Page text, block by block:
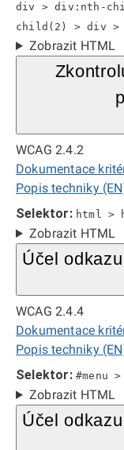
div > div:nth-
child(2) > div >
Zobrazit HTML
WCAG 2.4.2
Dokumentace
Popis techniky
Selektor: html >
Zobrazit HTML
Účel
WCAG 2.4.4
Dokumentace
Popis techniky
Selektor: #menu
Zobrazit HTML
Účel